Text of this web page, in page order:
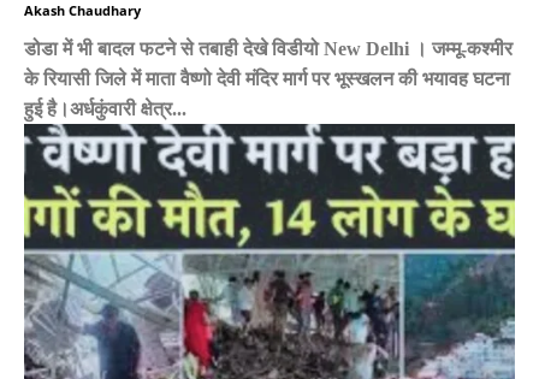
Akash Chaudhary
डोडा में भी बादल फटने से तबाही देखे विडीयो New Delhi । जम्मू-कश्मीर
के रियासी जिले में माता वैष्णो देवी मंदिर मार्ग पर भूस्खलन की भयावह घटना
हुई है।अर्धकुंवारी क्षेत्र...